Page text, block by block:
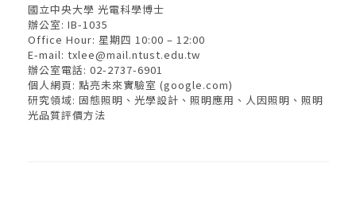
國立中央大學 光電科學博士
辦公室: IB-1035
Office Hour: 星期四 10:00 – 12:00
E-mail: txlee@mail.ntust.edu.tw
辦公室電話: 02-2737-6901
個人網頁: 點亮未來實驗室 (google.com)
研究領域: 固態照明、光學設計、照明應用、人因照明、照明
光品質評價方法